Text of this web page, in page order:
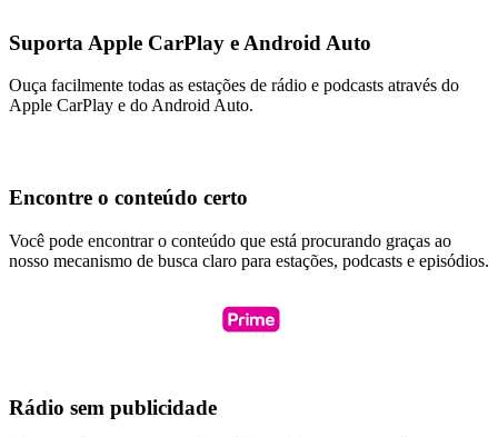
Suporta Apple CarPlay e Android Auto
Ouça facilmente todas as estações de rádio e podcasts através do
Apple CarPlay e do Android Auto.
Encontre o conteúdo certo
Você pode encontrar o conteúdo que está procurando graças ao
nosso mecanismo de busca claro para estações, podcasts e episódios.
Rádio sem publicidade